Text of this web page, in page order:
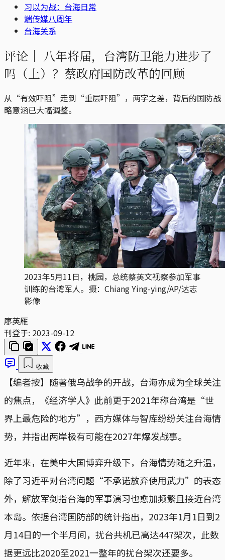
习以为战：台海日常
端传媒八周年
台海关系
评论｜ 八年将届，台湾防卫能力进步了
吗（上）？蔡政府国防改革的回顾
从“有效吓阻”走到“重层吓阻”，两字之差，背后的国防战
略意涵已大幅调整。
2023年5月11日，桃园，总统蔡英文视察参加军事
训练的台湾军人。摄：Chiang Ying-ying/AP/达志
影像
廖英雁
刊登于: 2023-09-12
收藏
【编者按】随著俄乌战争的开战，台海亦成为全球关注
的焦点，《经济学人》此前更于2021年称台湾是“世
界上最危险的地方”，西方媒体与智库纷纷关注台海情
势，并指出两岸极有可能在2027年爆发战事。
近年来，在美中大国博弈升级下，台海情势随之升温，
除了习近平对台湾问题“不承诺放弃使用武力”的表态
外，解放军剑指台海的军事演习也愈加频繁且接近台湾
本岛。依据台湾国防部的统计指出，2023年1月1日到2
月14日的一个半月间，扰台共机已高达447架次，此数
据更远比2020至2021一整年的扰台架次还要多。